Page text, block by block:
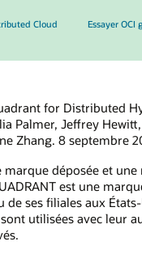
Cloud Essayer OCI
for Distributed
Palmer, Jeffrey
Zhang. 8 septembre
marque déposée et
est une
de ses filiales aux
utilisées avec leur